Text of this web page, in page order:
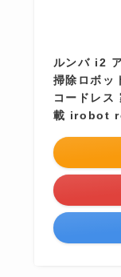
ルンバ i2
掃除ロボッ
コードレス
載 irobot